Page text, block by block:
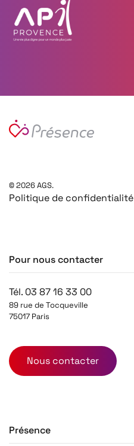
©2026AGS.
Politique de confidentialité
Pour nous contacter
Tél. 03 87 16 33 00
89 rue de Tocqueville
75017 Paris
Nous contacter
Présence